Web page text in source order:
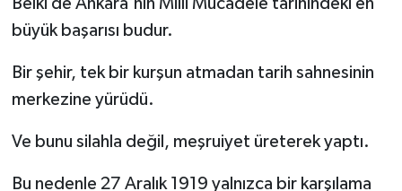
Belki de Ankara'nın Milli Mücadele tarihindeki en
büyük başarısı budur.
Bir şehir, tek bir kurşun atmadan tarih sahnesinin
merkezine yürüdü.
Ve bunu silahla değil, meşruiyet üreterek yaptı.
Bu nedenle 27 Aralık 1919 yalnızca bir karşılama